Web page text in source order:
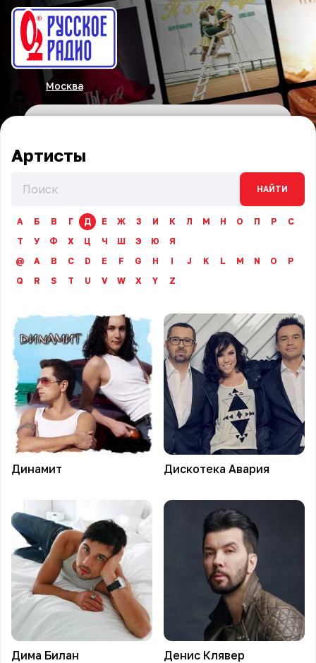
Москва
Артисты
НАЙТИ
А Б В Г Д Е Ж З И К Л М Н О П Р
С
Т
У Ф Х Ц Ч Ш Э Ю
Я
@
A B C D E F G H I J K L M N O
P
Q
R S T U V W X Y Z
Динамит Дискотека Авария
Дима Билан Денис Клявер